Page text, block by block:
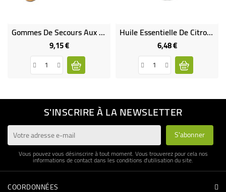
Gommes De Secours Aux Fleurs De Bach Bio
9,15 €Prix
Huile Essentielle De Citronnelle De Java Bio
6,48 €Prix
S'INSCRIRE À LA NEWSLETTER
Vous pouvez vous désinscrire à tout moment. Vous trouverez pour cela nos
informations de contact dans les conditions d'utilisation du site.
COORDONNÉES